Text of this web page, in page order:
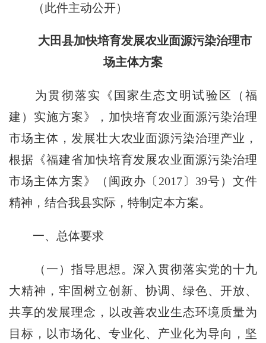
（此件主动公开）
大田县加快培育发展农业面源污染治理市
场主体方案
为贯彻落实《国家生态文明试验区（福
建）实施方案》，加快培育农业面源污染治理
市场主体，发展壮大农业面源污染治理产业，
根据《福建省加快培育发展农业面源污染治理
市场主体方案》（闽政办〔2017〕39号）文件
精神，结合我县实际，特制定本方案。
一、总体要求
（一）指导思想。深入贯彻落实党的十九
大精神，牢固树立创新、协调、绿色、开放、
共享的发展理念，以改善农业生态环境质量为
目标，以市场化、专业化、产业化为导向，坚